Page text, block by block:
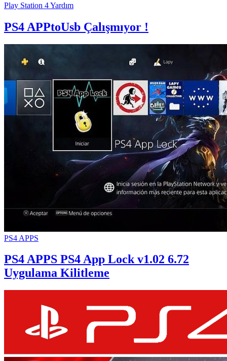
Play Station 4 Yardım
PS4 APPtoUsb Çalışmıyor !
PS4 APPS
PS4 APPS PS4 App Lock v1.02 6.72
Uygulama Kilitleme